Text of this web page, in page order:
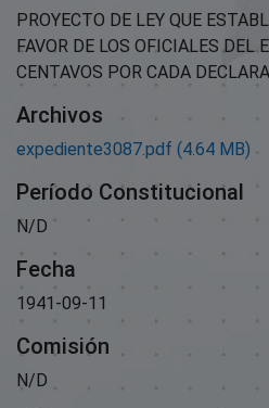
PROYECTO DE LEY QUE
FAVOR DE LOS OFICIALES DEL
CENTAVOS POR CADA
Archivos
expediente3087.pdf (4.64 MB)
Período Constitucional
N/D
Fecha
1941-09-11
Comisión
N/D